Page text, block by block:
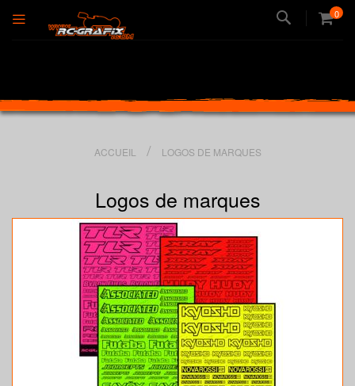
0
ACCUEIL LOGOS DE MARQUES
Logos de marques